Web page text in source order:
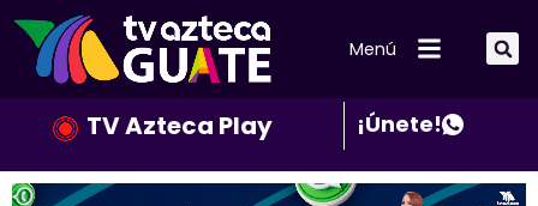
Menú
TV Azteca Play ¡Únete!